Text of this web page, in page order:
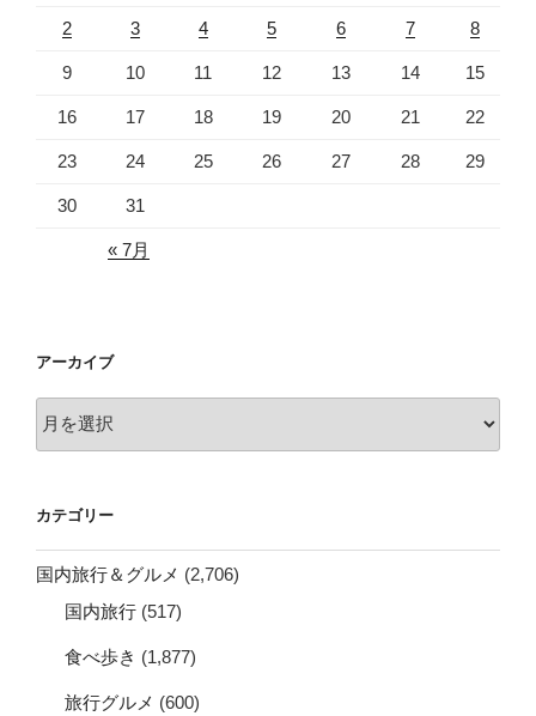
2 3 4 5 6 7 8
9 10 11 12 13 14 15
16 17 18 19 20 21 22
23 24 25 26 27 28 29
30 31
« 7月
アーカイブ
ー
ブ
カテゴリー
国内旅行＆グルメ (2,706)
国内旅行 (517)
食べ歩き (1,877)
旅行グルメ (600)